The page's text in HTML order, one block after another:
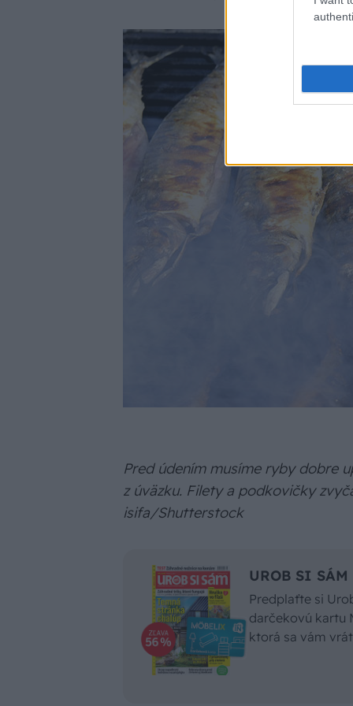
Pred údením musíme ryby dobre
z úväzku. Filety a podkovičky
isifa/Shutterstock
UROB SI
Predplaťte si
darčekovú kartu
ktorá sa vám